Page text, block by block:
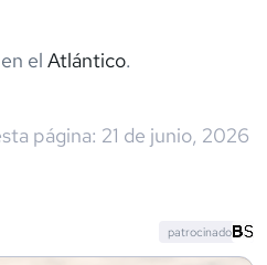
el Atlántico.
página: 21 de junio, 2026
patrocinado